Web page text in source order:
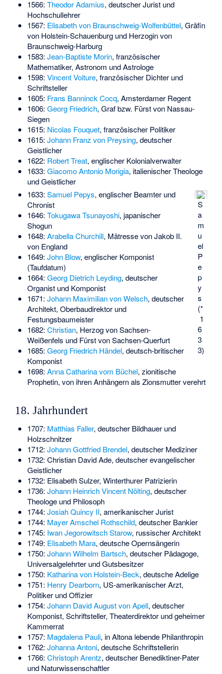
1566: Theodor Adamius, deutscher Jurist und
Hochschullehrer
1567: Elisabeth von Braunschweig-Wolfenbüttel, Gräfin
von Holstein-Schauenburg und Herzogin von
Braunschweig-Harburg
1583: Jean-Baptiste Morin, französischer
Mathematiker, Astronom und Astrologe
1598: Vincent Voiture, französischer Dichter und
Schriftsteller
1605: Frans Banninck Cocq, Amsterdamer Regent
1606: Georg Friedrich, Graf bzw. Fürst von Nassau-
Siegen
1615: Nicolas Fouquet, französischer Politiker
1615: Johann Franz von Preysing, deutscher
Geistlicher
1622: Robert Treat, englischer Kolonialverwalter
1633: Giacomo Antonio Morigia, italienischer Theologe
und Geistlicher
S
a
m
u
el
P
e
p
y
s
(*
1
6
3
3)
1633: Samuel Pepys, englischer Beamter und
Chronist
1646: Tokugawa Tsunayoshi, japanischer
Shogun
1648: Arabella Churchill, Mätresse von Jakob II.
von England
1649: John Blow, englischer Komponist
(Taufdatum)
1664: Georg Dietrich Leyding, deutscher
Organist und Komponist
1671: Johann Maximilian von Welsch, deutscher
Architekt, Oberbaudirektor und
Festungsbaumeister
1682: Christian, Herzog von Sachsen-
Weißenfels und Fürst von Sachsen-Querfurt
1685: Georg Friedrich Händel, deutsch-britischer
Komponist
1698: Anna Catharina vom Büchel, zionitische
Prophetin, von ihren Anhängern als Zionsmutter verehrt
18. Jahrhundert
1707: Matthias Faller, deutscher Bildhauer und
Holzschnitzer
1712: Johann Gottfried Brendel, deutscher Mediziner
1732: Christian David Ade, deutscher evangelischer
Geistlicher
1732: Elisabeth Sulzer, Winterthurer Patrizierin
1736: Johann Heinrich Vincent Nölting, deutscher
Theologe und Philosoph
1744: Josiah Quincy II, amerikanischer Jurist
1744: Mayer Amschel Rothschild, deutscher Bankier
1745: Iwan Jegorowitsch Starow, russischer Architekt
1749: Elisabeth Mara, deutsche Opernsängerin
1750: Johann Wilhelm Bartsch, deutscher Pädagoge,
Universalgelehrter und Gutsbesitzer
1750: Katharina von Holstein-Beck, deutsche Adelige
1751: Henry Dearborn, US-amerikanischer Arzt,
Politiker und Offizier
1754: Johann David August von Apell, deutscher
Komponist, Schriftsteller, Theaterdirektor und geheimer
Kammerrat
1757: Magdalena Pauli, in Altona lebende Philanthropin
1762: Johanna Antoni, deutsche Schriftstellerin
1766: Christoph Arentz, deutscher Benediktiner-Pater
und Naturwissenschaftler